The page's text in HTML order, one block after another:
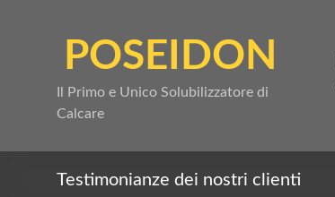
POSEIDON
Il Primo e Unico Solubilizzatore di
Calcare
Testimonianze dei nostri clienti